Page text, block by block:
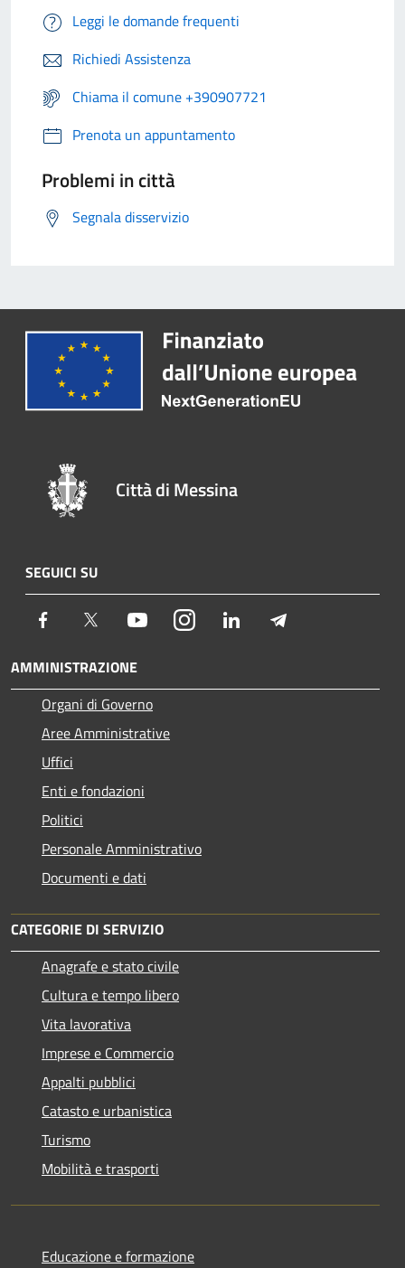
Leggi le domande frequenti
Richiedi Assistenza
Chiama il comune +390907721
Prenota un appuntamento
Problemi in città
Segnala disservizio
Città di Messina
SEGUICI SU
Facebook Twitter YoutubeInstagram LinkedIn
AMMINISTRAZIONE
Organi di Governo
Aree Amministrative
Uffici
Enti e fondazioni
Politici
Personale Amministrativo
Documenti e dati
CATEGORIE DI SERVIZIO
Anagrafe e stato civile
Cultura e tempo libero
Vita lavorativa
Imprese e Commercio
Appalti pubblici
Catasto e urbanistica
Turismo
Mobilità e trasporti
Educazione e formazione